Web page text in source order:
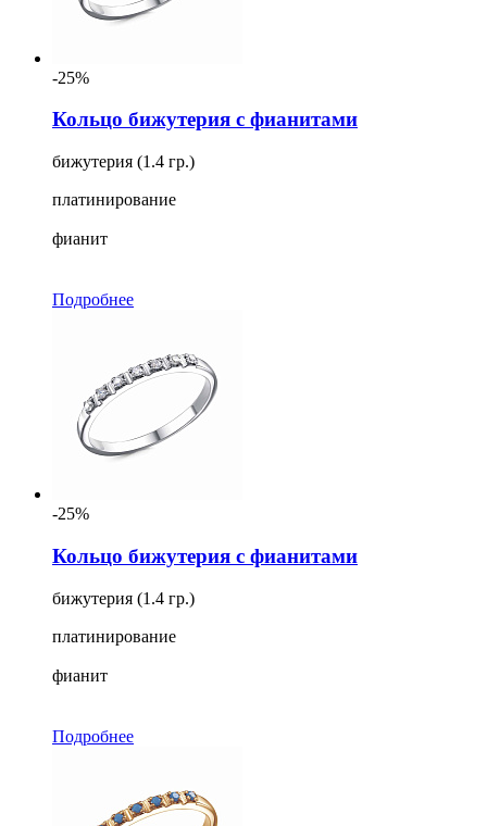
-25%
Кольцо бижутерия с фианитами
бижутерия (1.4 гр.)
платинирование
фианит
Подробнее
-25%
Кольцо бижутерия с фианитами
бижутерия (1.4 гр.)
платинирование
фианит
Подробнее